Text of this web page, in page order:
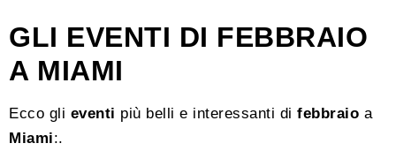
GLI EVENTI DI FEBBRAIO
A MIAMI
Ecco gli eventi più belli e interessanti di febbraio a
Miami:.